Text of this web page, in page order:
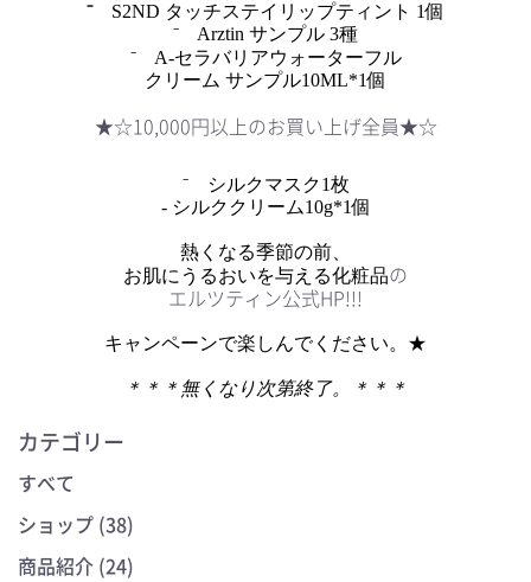
⁻ S2ND タッチステイ リップティント 1個
⁻ Arztin サンプル 3種
⁻ A-セラバリアウォーターフル
クリーム サンプル10ML*1個
★☆10,000円以上のお買い上げ全員★☆
⁻
シルクマスク1枚
- シルククリーム10g*1個
熱くなる季節の前、
お肌に うるおいを与える化粧品の
エルツティン公式HP!!!
キャンペーンで楽しんでください。★
＊＊＊無くなり次第終了。＊＊＊
カテゴリー
すべて
ショップ (38)
商品紹介 (24)